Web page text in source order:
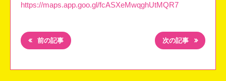
https://maps.app.goo.gl/fcASXeMwqghUtMQR7
前の記事 次の記事